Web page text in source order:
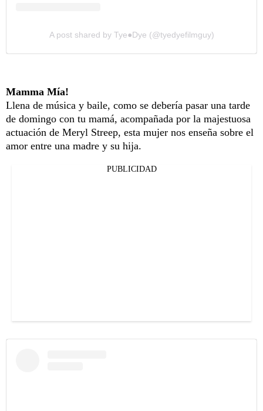
A post shared by Tye●Dye (@tyedyefilmguy)
Mamma Mía!
Llena de música y baile, como se debería pasar una tarde
de domingo con tu mamá, acompañada por la majestuosa
actuación de Meryl Streep, esta mujer nos enseña sobre el
amor entre una madre y su hija.
PUBLICIDAD